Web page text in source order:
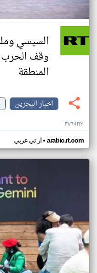
السيسي
وقف
المنطقة
اخبار البحرين
FV74RY
ار تي عربي• arabic.rt.com